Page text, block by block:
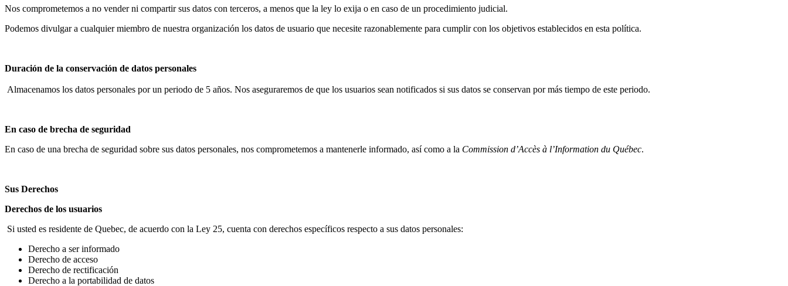
Nos comprometemos a no vender ni compartir sus datos con terceros, a menos que la ley lo exija o en caso de un procedimiento judicial.
Podemos divulgar a cualquier miembro de nuestra organización los datos de usuario que necesite razonablemente para cumplir con los objetivos establecidos en esta política.
Duración de la conservación de datos personales
Almacenamos los datos personales por un periodo de 5 años. Nos aseguraremos de que los usuarios sean notificados si sus datos se conservan por más tiempo de este periodo.
En caso de brecha de seguridad
En caso de una brecha de seguridad sobre sus datos personales, nos comprometemos a mantenerle informado, así como a la Commission d’Accès à l’Information du Québec.
Sus Derechos
Derechos de los usuarios
Si usted es residente de Quebec, de acuerdo con la Ley 25, cuenta con derechos específicos respecto a sus datos personales:
Derecho a ser informado
Derecho de acceso
Derecho de rectificación
Derecho a la portabilidad de datos